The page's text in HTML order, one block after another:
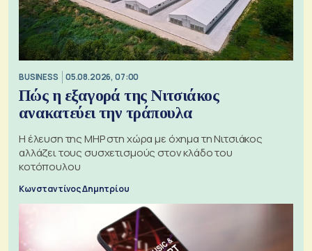
BUSINESS 05.08.2026, 07:00
Πώς η εξαγορά της Νιτσιάκος
ανακατεύει την τράπουλα
H έλευση της MHP στη χώρα με όχημα τη Νιτσιάκος
αλλάζει τους συσχετισμούς στον κλάδο του
κοτόπουλου
Κωνσταντίνος Δημητρίου